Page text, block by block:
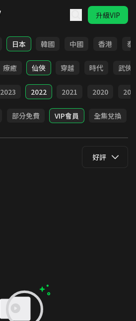
升級VIP
日本 韓國 中國 香港 泰
療癒 仙俠 穿越 時代 武俠
2023 2022 2021 2020
部分免費 VIP會員 全集兌換
好評